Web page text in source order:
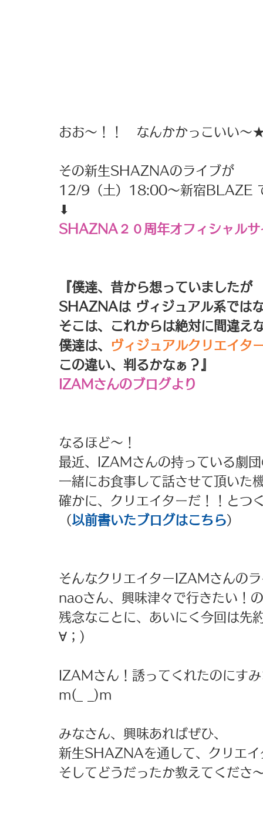
おお～！！　なんかかっこいい～
その新生SHAZNAのライブが
12/9（土）18:00〜新宿BLAZE
⬇︎
SHAZNA ２０周年オフィシャル
『僕達、昔から想っていましたが
SHAZNAは ヴィジュアル系では
そこは、これからは絶対に間違え
僕達は、 ヴィジュアルクリエイタ
この違い、判るかなぁ？』
IZAMさんのブログより
なるほど～！
最近、IZAMさんの持っている劇
一緒にお食事して話させて頂いた
確かに、クリエイターだ！！とつ
（以前書いたブログはこちら）
そんなクリエイターIZAMさんの
naoさん、興味津々で行きたい！
残念なことに、あいにく今回は先
∀；)
IZAMさん！誘ってくれたのにす
m(_ _)m
みなさん、興味あればぜひ、
新生SHAZNAを通して、クリエ
そしてどうだったか教えてくださ